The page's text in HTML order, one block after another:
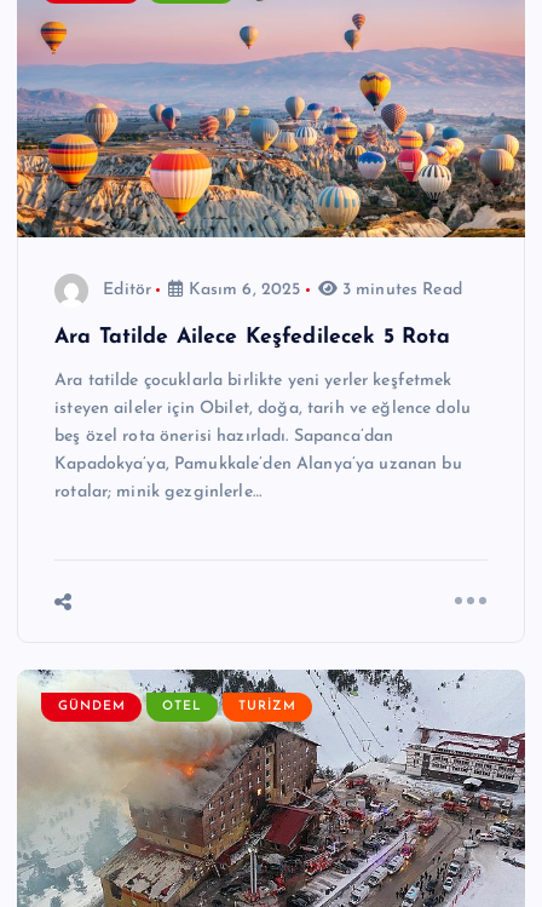
Editör Kasım 6, 2025 3 minutes Read
Ara Tatilde Ailece Keşfedilecek 5 Rota
Ara tatilde çocuklarla birlikte yeni yerler keşfetmek
isteyen aileler için Obilet, doğa, tarih ve eğlence dolu
beş özel rota önerisi hazırladı. Sapanca’dan
Kapadokya’ya, Pamukkale’den Alanya’ya uzanan bu
rotalar; minik gezginlerle…
GÜNDEM OTEL TURIZM